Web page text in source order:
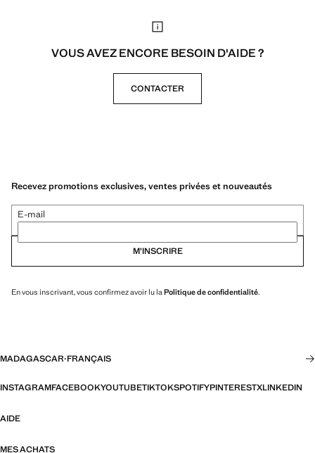
VOUS AVEZ ENCORE BESOIN D'AIDE ?
CONTACTER
Recevez promotions exclusives, ventes privées et nouveautés
E-mail
M’INSCRIRE
En vous inscrivant, vous confirmez avoir lu la Politique de confidentialité.
MADAGASCAR·FRANÇAIS
INSTAGRAMFACEBOOKYOUTUBETIKTOKSPOTIFYPINTERESTXLINKEDIN
AIDE
MES ACHATS